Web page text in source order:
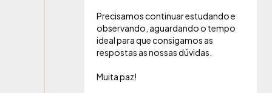
Precisamos continuar estudando e
observando, aguardando o tempo
ideal para que consigamos as
respostas as nossas dúvidas.
Muita paz!